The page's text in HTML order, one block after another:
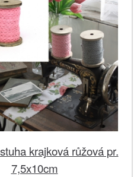
krajková růžová pr.
7,5x10cm